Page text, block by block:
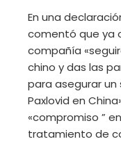
En una
comentó que ya
compañía
chino y das las
para asegurar
Paxlovid en
«compromiso ”
tratamiento de